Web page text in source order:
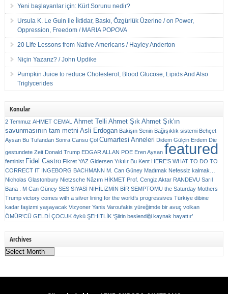
Yeni başlayanlar için: Kürt Sorunu nedir?
Ursula K. Le Guin ile İktidar, Baskı, Özgürlük Üzerine / on Power,
Oppression, Freedom / MARIA POPOVA
20 Life Lessons from Native Americans / Hayley Anderton
Niçin Yazarız? / John Updike
Pumpkin Juice to reduce Cholesterol, Blood Glucose, Lipids And Also
Triglycerides
Konular
2 Temmuz AHMET CEMAL Ahmet Telli Ahmet Şık Ahmet Şık'ın
savunmasının tam metni Asli Erdogan Bakişın Senin Bağışıklık sistemi Behçet
Aysan Bu Tufandan Sonra Cansu Çöl Cumartesi Anneleri Didem Gülçin Erdem Die
gestundete Zeit Donald Trump EDGAR ALLAN POE Eren Aysan featured
feminist Fidel Castro Fikret YAZ Gidersen Yıkılır Bu Kent HERE’S WHAT TO DO TO
CORRECT IT INGEBORG BACHMANN M. Can Güney Madımak Nefessiz kalmak…
Nicholas Glastonbury Nietzsche Nâzım HİKMET Prof. Cengiz Aktar RANDEVU Sarıl
Bana . M Can Güney SES SİYASİ NİHİLİZMİN BİR SEMPTOMU the Saturday Mothers
Trump victory comes with a silver lining for the world’s progressives Türkiye dibine
kadar faşizmi yaşayacak Vizyoner Yanis Varoufakis yüreğimde bir avuç volkan
ÖMÜR'CÜ GELDİ ÇOCUK öykü ŞEHİTLİK ‘Şiirin beslendiği kaynak hayattır’
Archives
Archives